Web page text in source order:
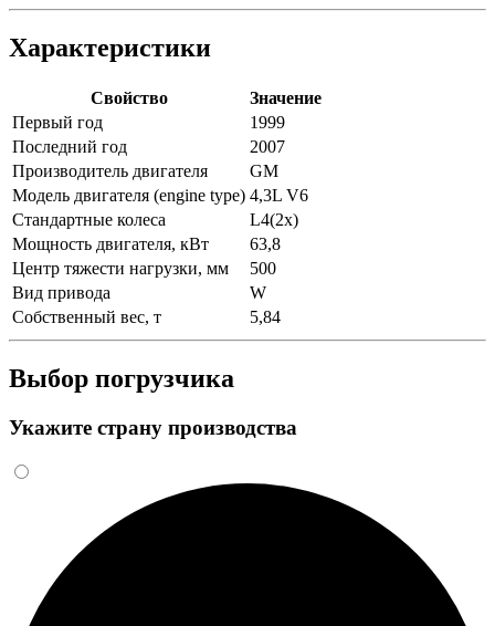
Характеристики
Свойство
Значение
Первый год
1999
Последний год
2007
Производитель двигателя
GM
Модель двигателя (engine type) 4,3L V6
Стандартные колеса
L4(2x)
Мощность двигателя, кВт
63,8
Центр тяжести нагрузки, мм
500
Вид привода
W
Собственный вес, т
5,84
Выбор погрузчика
Укажите страну производства